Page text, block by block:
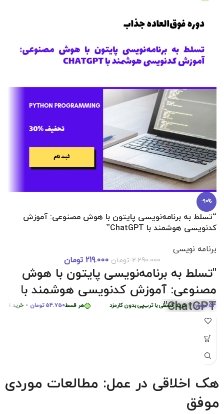
هر قسط 54.750تومان • خرید قسطی با تومان • خرید قسطی با ترب‌پی بدون کارمزد
-90%
“تسلط به برنامه‌نویسی پایتون با هوش مصنوعی: آموزش
کدنویسی هوشمند با ChatGPT”
برنامه نویسی
2.290.000 تومان 219.000 تومان
"تسلط به برنامه‌نویسی پایتون با هوش
مصنوعی: آموزش کدنویسی هوشمند با
ChatGPT"
"با شرکت در این دوره جامع و کاربردی، به راحتی مهارت‌های
برنامه‌نویسی پایتون را از سطح مبتدی تا پیشرفته با کمک هوش
آموزشی، شما را قادر می‌سازد تا به سرعت الگوریتم‌های پیچیده را
سطوح با زیرنویس فارسی حرفه‌ای و امکان دانلود و تماشای آنلاین."
ویژگی‌های کلیدی:
خرید قسطی با ترب‌پی بدون کارمزد
هر قسط449.975تومان • خرید قسطی با ترب‌پی بدون کارمزد
هک اخلاقی در عمل: مطالعات موردی
موفق